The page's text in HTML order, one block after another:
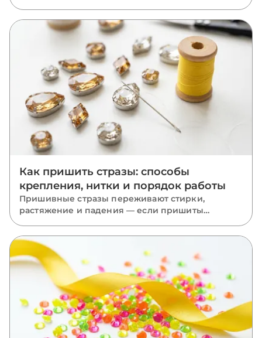
и машинная стирка, глажка, хранение и ремонт
отклеившихся камней.
Как пришить стразы: способы
крепления, нитки и порядок работы
Пришивные стразы переживают стирки,
растяжение и падения — если пришиты
вести стежки через отверстия, чем отличается
крепление капли, риволи и ромба и какие
ошибки роняют камни.